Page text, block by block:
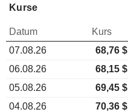
Kurse
Datum Kurs
07.08.26
68,76 $
06.08.26
68,15 $
05.08.26
69,45 $
04.08.26
70,36 $